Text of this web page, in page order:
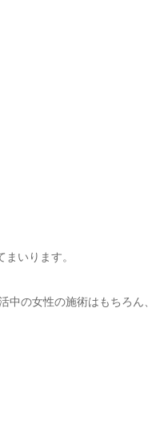
いります。
中の女性の施術はもちろん